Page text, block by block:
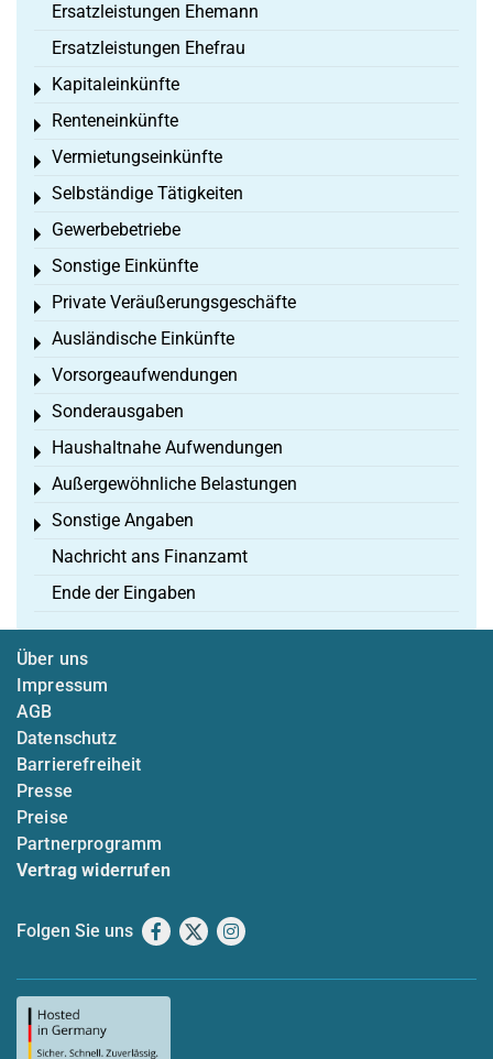
Ersatzleistungen Ehemann
Ersatzleistungen Ehefrau
Kapitaleinkünfte
Toggle menu
Renteneinkünfte
Toggle menu
Vermietungseinkünfte
Toggle menu
Selbständige Tätigkeiten
Toggle menu
Gewerbebetriebe
Toggle menu
Sonstige Einkünfte
Toggle menu
Private Veräußerungsgeschäfte
Toggle menu
Ausländische Einkünfte
Toggle menu
Vorsorgeaufwendungen
Toggle menu
Sonderausgaben
Toggle menu
Haushaltnahe Aufwendungen
Toggle menu
Außergewöhnliche Belastungen
Toggle menu
Sonstige Angaben
Toggle menu
Nachricht ans Finanzamt
Ende der Eingaben
Über uns
Impressum
AGB
Datenschutz
Barrierefreiheit
Presse
Preise
Partnerprogramm
Vertrag widerrufen
Folgen Sie uns Facebook
X Instagram